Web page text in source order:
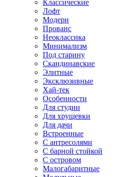
Классические
Лофт
Модерн
Прованс
Неоклассика
Минимализм
Под старину
Скандинавские
Элитные
Эксклюзивные
Хай-тек
Особенности
Для студии
Для хрущевки
Для дачи
Встроенные
С антресолями
С барной стойкой
С островом
Малогабаритные